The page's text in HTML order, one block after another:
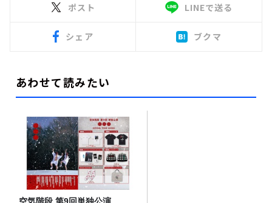
ポスト LINEで送る
シェア ブクマ
あわせて読みたい
空気階段 第9回単独公演